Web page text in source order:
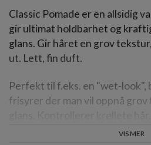
Classic Pomade er en allsidig
gir ultimat holdbarhet og
glans. Gir håret en grov
ut. Lett, fin duft.
Perfekt til f.eks. en "wet-look",
frisyrer der man vil oppnå
VIS MER